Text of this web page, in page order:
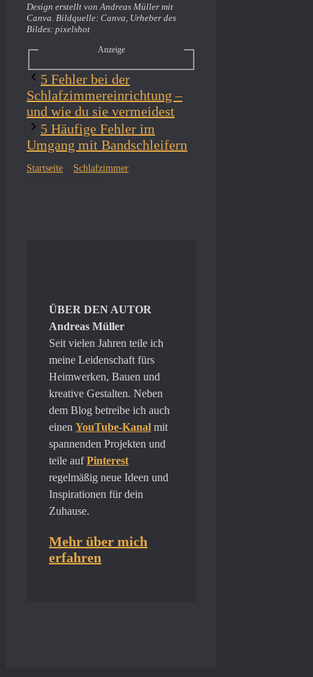
Design erstellt von Andreas Müller mit
Canva. Bildquelle: Canva, Urheber des
Bildes: pixelshot
Anzeige
5 Fehler bei der
Schlafzimmereinrichtung –
und wie du sie vermeidest
5 Häufige Fehler im
Umgang mit Bandschleifern
Startseite Schlafzimmer
ÜBER DEN AUTOR
Andreas Müller
Seit vielen Jahren teile ich
meine Leidenschaft fürs
Heimwerken, Bauen und
kreative Gestalten. Neben
dem Blog betreibe ich auch
einen YouTube-Kanal mit
spannenden Projekten und
teile aufPinterest
regelmäßig neue Ideen und
Inspirationen für dein
Zuhause.
Mehr über mich
erfahren